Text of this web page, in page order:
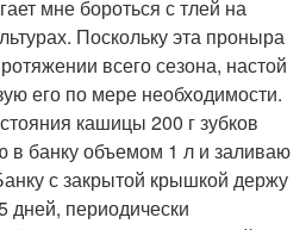
мне бороться с тлей на
Поскольку эта проныра
всего сезона, настой
его по мере необходимости.
кашицы 200 г зубков
в банку объемом 1 л и заливаю
с закрытой крышкой держу
дней, периодически